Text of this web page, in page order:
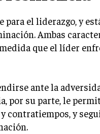
el liderazgo, y
Ambas
que el líder
ante la
por su parte, le
contratiempos, y